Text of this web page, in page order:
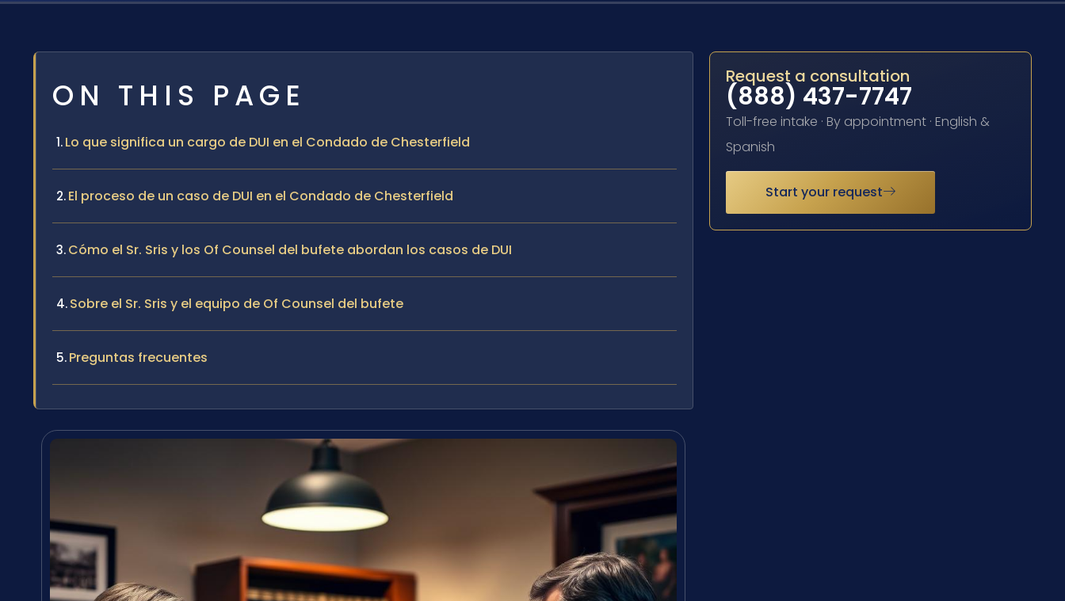
ON THIS PAGE
Lo que significa un cargo de DUI en el Condado de Chesterfield
El proceso de un caso de DUI en el Condado de Chesterfield
Cómo el Sr. Sris y los Of Counsel del bufete abordan los casos de DUI
Sobre el Sr. Sris y el equipo de Of Counsel del bufete
Preguntas frecuentes
Request a consultation
(888) 437-7747
Toll-free intake · By appointment · English &
Spanish
Start your request